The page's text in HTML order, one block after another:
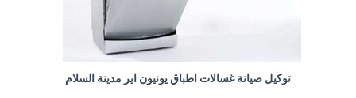
توكيل صيانة غسالات اطباق يونيون اير مدينة السلام